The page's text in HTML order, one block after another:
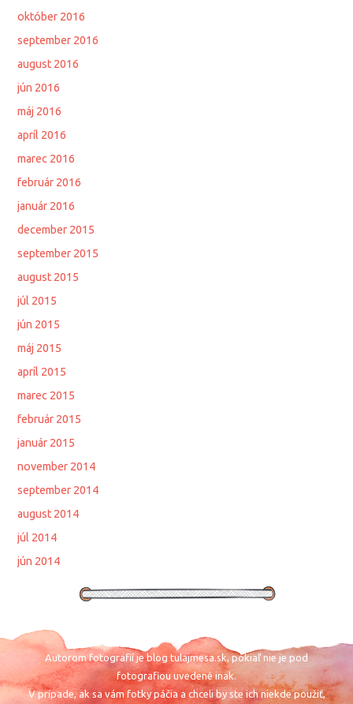
október 2016
september 2016
august 2016
jún 2016
máj 2016
apríl 2016
marec 2016
február 2016
január 2016
december 2015
september 2015
august 2015
júl 2015
jún 2015
máj 2015
apríl 2015
marec 2015
február 2015
január 2015
november 2014
september 2014
august 2014
júl 2014
jún 2014
Autorom fotografií je blog tulajmesa.sk, pokiaľ nie je pod
fotografiou uvedené inak.
V prípade, ak sa vám fotky páčia a chceli by ste ich niekde použiť,